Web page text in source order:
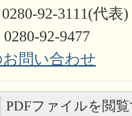
92-3111(代表)
92-9477
問い合わせ
PDFファイルを閲